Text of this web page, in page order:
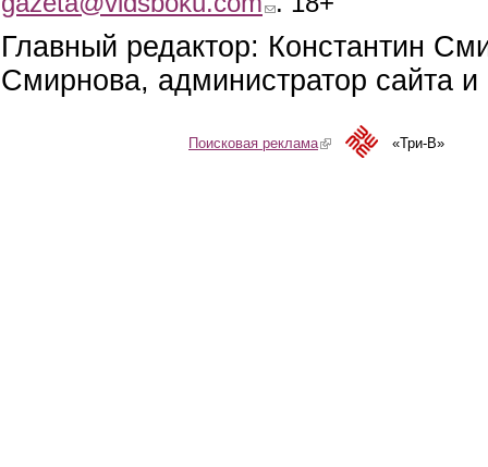
Главный редактор: Константин
Смирнова, администратор сайта
Поисковая реклама(link is external)«Три-В»